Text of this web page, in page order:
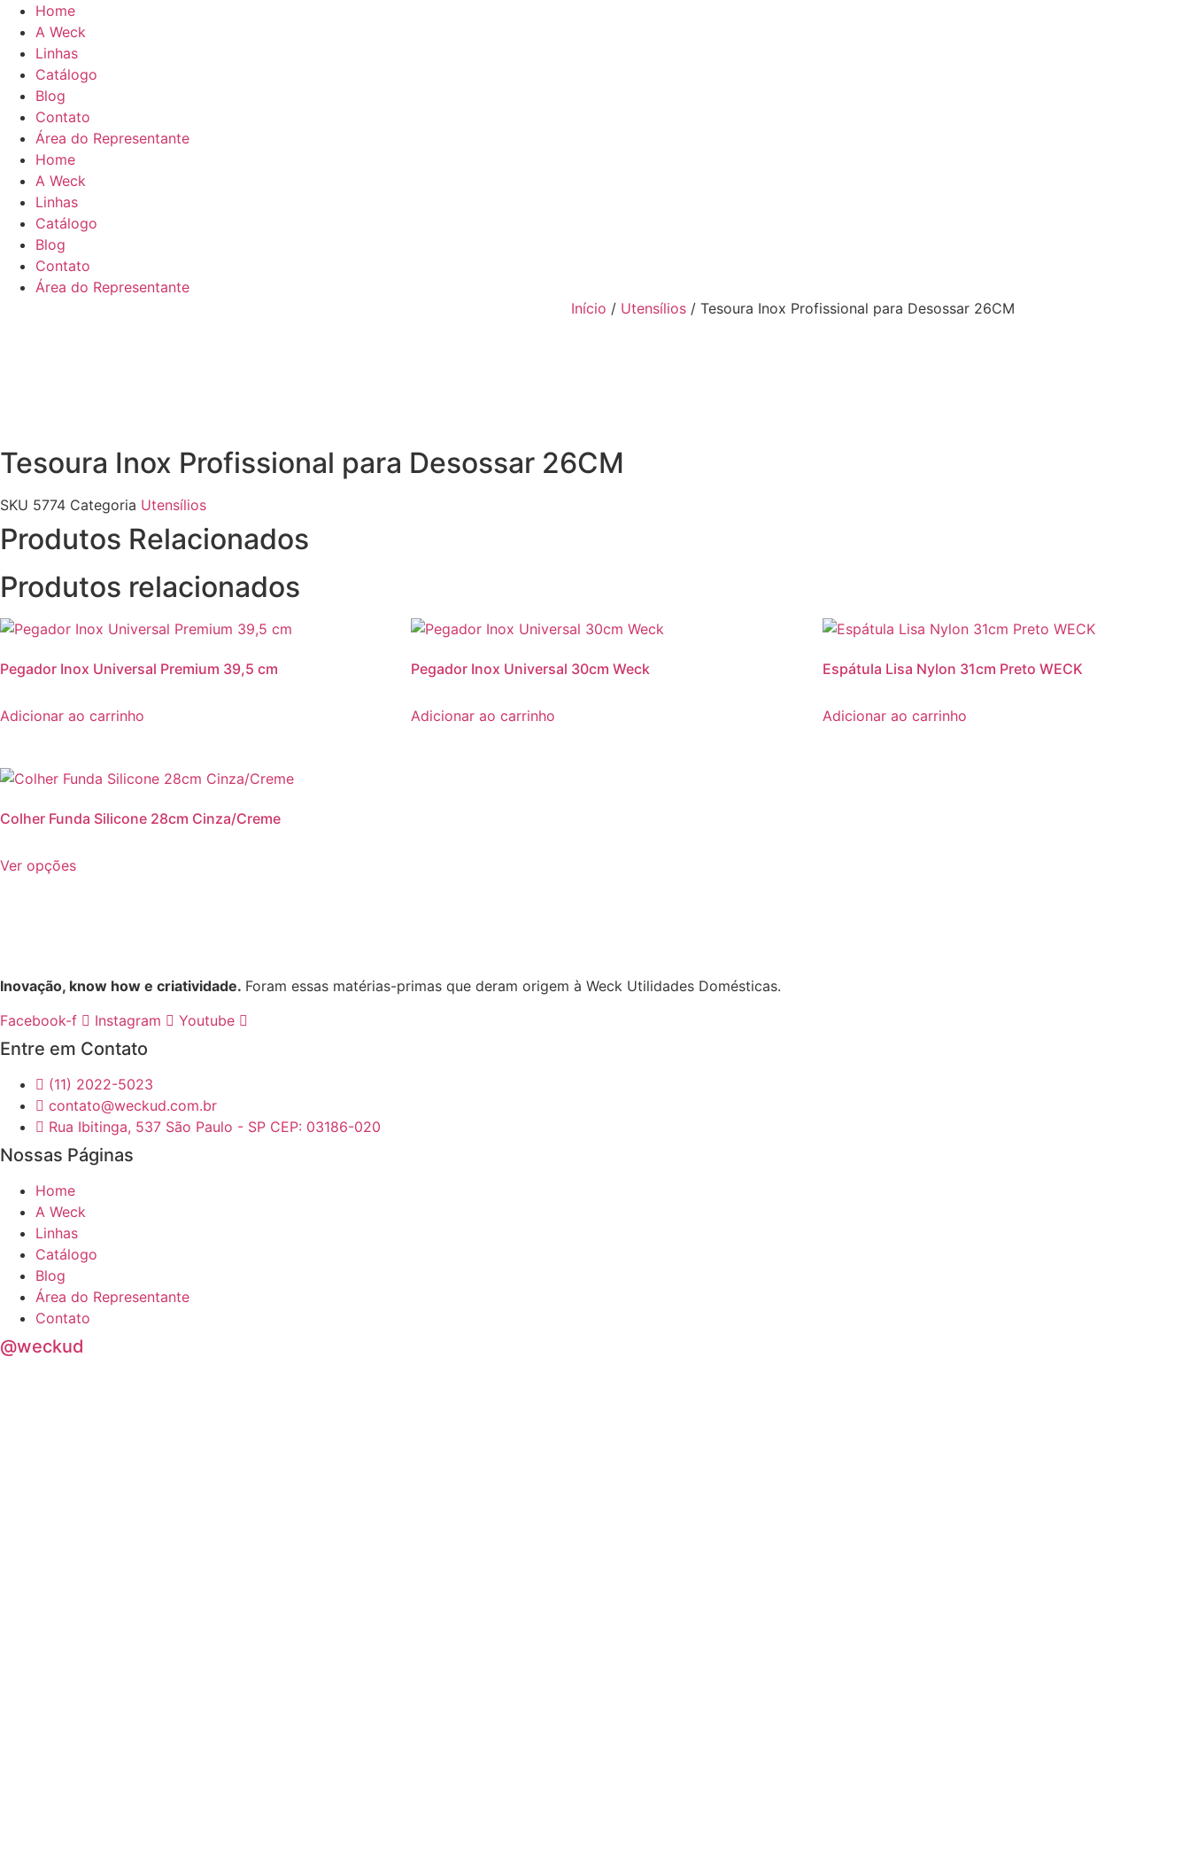
Home
A Weck
Linhas
Catálogo
Blog
Contato
Área do Representante
Home
A Weck
Linhas
Catálogo
Blog
Contato
Área do Representante
Início / Utensílios / Tesoura Inox Profissional para Desossar 26CM
Tesoura Inox Profissional para Desossar 26CM
SKU 5774 Categoria Utensílios
Produtos Relacionados
Produtos relacionados
Pegador Inox Universal Premium 39,5 cm
Adicionar ao carrinho
Pegador Inox Universal 30cm Weck
Adicionar ao carrinho
Espátula Lisa Nylon 31cm Preto WECK
Adicionar ao carrinho
Colher Funda Silicone 28cm Cinza/Creme
Ver opçõesproduto
opções
ser
escolhidas
página
do
produto
Inovação, know how e criatividade. Foram essas matérias-primas que deram origem à Weck Utilidades Domésticas.
Facebook-f
Instagram Youtube
Entre em Contato
(11) 2022-5023
contato@weckud.com.br
Rua Ibitinga, 537 São Paulo - SP CEP: 03186-020
Nossas Páginas
Home
A Weck
Linhas
Catálogo
Blog
Área do Representante
Contato
@weckud